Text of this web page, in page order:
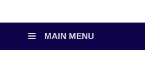
MAIN MENU